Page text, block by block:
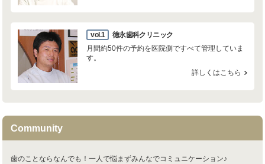
vol.1
徳永歯科クリニック
月間約50件の予約を医院側ですべて管理していま
す。
詳しくはこちら
Community
歯のことならなんでも！一人で悩まずみんなでコミュニケーション♪